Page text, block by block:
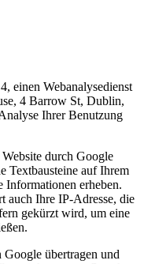
einen Webanalysedienst
4 Barrow St, Dublin,
Ihrer Benutzung
durch Google
Textbausteine auf Ihrem
Informationen erheben.
auch Ihre IP-Adresse, die
gekürzt wird, um eine
übertragen und